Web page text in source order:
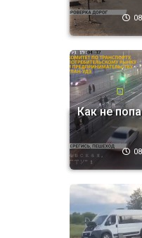
Как не